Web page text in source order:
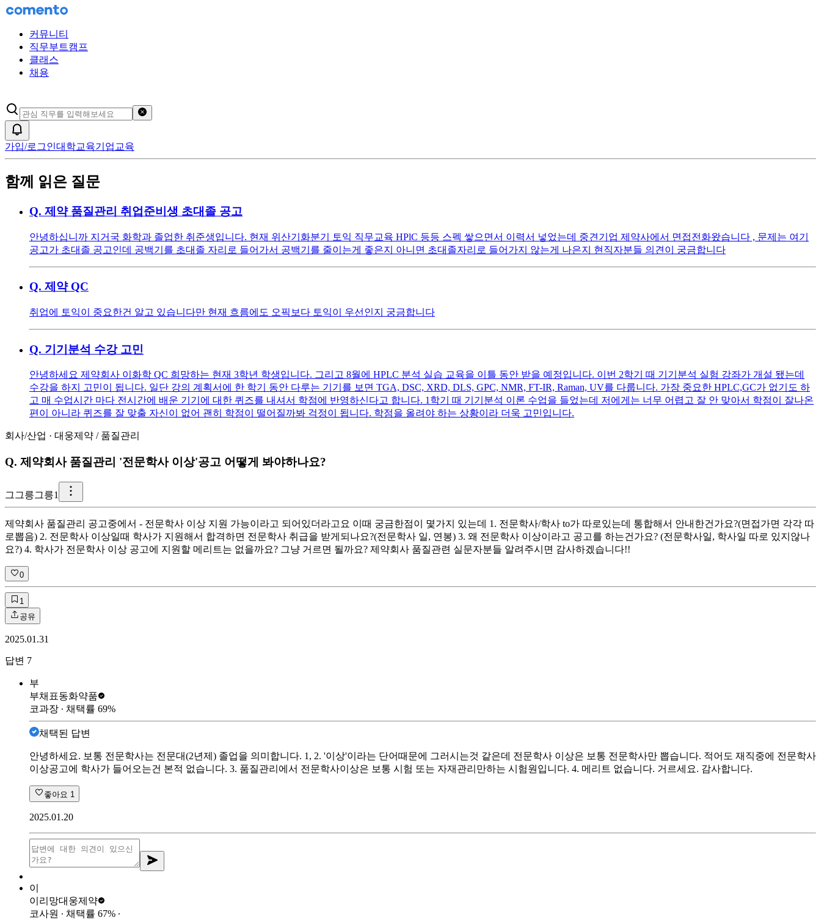
커뮤니티
직무부트캠프
클래스
채용
가입/로그인대학교육기업교육
함께 읽은 질문
Q. 제약 품질관리 취업준비생 초대졸 공고
안녕하십니까 지거국 화학과 졸업한 취준생입니다. 현재 위산기화분기 토익 직무교육 HPlC 등등 스펙 쌓으면서 이력서 넣었는데 중견기업 제약사에서 면접전화왔습니다 , 문제는 여기
공고가 초대졸 공고인데 공백기를 초대졸 자리로 들어가서 공백기를 줄이는게 좋은지 아니면 초대졸자리로 들어가지 않는게 나은지 현직자분들 의견이 궁금합니다
Q. 제약 QC
취업에 토익이 중요한건 알고 있습니다만 현재 흐름에도 오픽보다 토익이 우선인지 궁금합니다
Q. 기기분석 수강 고민
안녕하세요 제약회사 이화학 QC 희망하는 현재 3학년 학생입니다. 그리고 8월에 HPLC 분석 실습 교육을 이틀 동안 받을 예정입니다. 이번 2학기 때 기기분석 실험 강좌가 개설 됐는데
수강을 하지 고민이 됩니다. 일단 강의 계획서에 한 학기 동안 다루는 기기를 보면 TGA, DSC, XRD, DLS, GPC, NMR, FT-IR, Raman, UV를 다룹니다. 가장 중요한 HPLC,GC가 없기도 하
고 매 수업시간 마다 전시간에 배운 기기에 대한 퀴즈를 내셔서 학점에 반영하신다고 합니다. 1학기 때 기기분석 이론 수업을 들었는데 저에게는 너무 어렵고 잘 안 맞아서 학점이 잘나온
편이 아니라 퀴즈를 잘 맞출 자신이 없어 괜히 학점이 떨어질까봐 걱정이 됩니다. 학점을 올려야 하는 상황이라 더욱 고민입니다.
회사/산업 · 대웅제약 / 품질관리
Q. 제약회사 품질관리 '전문학사 이상'공고 어떻게 봐야하나요?
그 그릉그릉1
제약회사 품질관리 공고중에서 - 전문학사 이상 지원 가능이라고 되어있더라고요 이때 궁금한점이 몇가지 있는데 1. 전문학사/학사 to가 따로있는데 통합해서 안내한건가요?(면접가면 각각 따
로뽑음) 2. 전문학사 이상일때 학사가 지원해서 합격하면 전문학사 취급을 받게되나요?(전문학사 일, 연봉) 3. 왜 전문학사 이상이라고 공고를 하는건가요? (전문학사일, 학사일 따로 있지않나
요?) 4. 학사가 전문학사 이상 공고에 지원할 메리트는 없을까요? 그냥 거르면 될까요? 제약회사 품질관련 실문자분들 알려주시면 감사하겠습니다!!
0
1
공유
2025.01.31
답변 7
부
부채표동화약품
코과장 ∙ 채택률 69%
채택된 답변
안녕하세요. 보통 전문학사는 전문대(2년제) 졸업을 의미합니다. 1, 2. '이상'이라는 단어때문에 그러시는것 같은데 전문학사 이상은 보통 전문학사만 뽑습니다. 적어도 재직중에 전문학사
이상공고에 학사가 들어오는건 본적 없습니다. 3. 품질관리에서 전문학사이상은 보통 시험 또는 자재관리만하는 시험원입니다. 4. 메리트 없습니다. 거르세요. 감사합니다.
좋아요 1
2025.01.20
이
이리망대웅제약
코사원 ∙ 채택률 67% ∙